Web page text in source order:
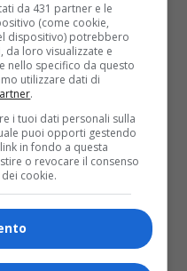
euro per la
rurale
a Varallo Gran Galà Lirico
il riconoscimento dello
da 431 partner e le
(come cookie,
dispositivo) potrebbero
da loro visualizzate e
nello specifico da questo
utilizzare dati di
.
i tuoi dati personali sulla
puoi opporti gestendo
in fondo a questa
o revocare il consenso
cookie.